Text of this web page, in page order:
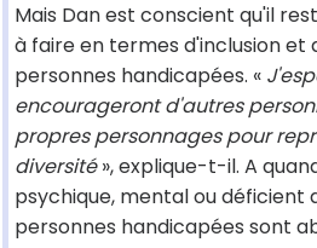
Mais Dan est conscient qu'il
à faire en termes d'inclusion
personnes handicapées. «
encourageront d'autres
propres personnages pour
diversité», explique-t-il. A
psychique, mental ou déficient
personnes handicapées sont